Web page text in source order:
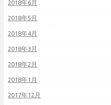
2018年6月
2018年5月
2018年4月
2018年3月
2018年2月
2018年1月
2017年12月